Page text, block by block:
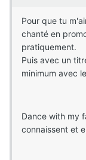
Pour que tu
chanté en
pratiquement.
Puis avec un
minimum avec
Dance with my
connaissent et